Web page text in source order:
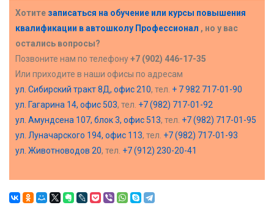
Хотите записаться на обучение или курсы повышения
квалификации вавтошколу Профессионал , но у вас
остались вопросы?
Позвоните нам по телефону+7 (902) 446-17-35
Или приходите в наши офисы по адресам
ул. Сибирский тракт 8Д, офис 210, тел. + 7 982 717-01-90
ул. Гагарина 14, офис 503, тел. +7 (982) 717-01-92
ул. Амундсена 107, блок 3, офис 513, тел. +7 (982) 717-01-95
ул. Луначарского 194, офис 113, тел. +7 (982) 717-01-93
ул. Животноводов 20, тел. +7 (912) 230-20-41